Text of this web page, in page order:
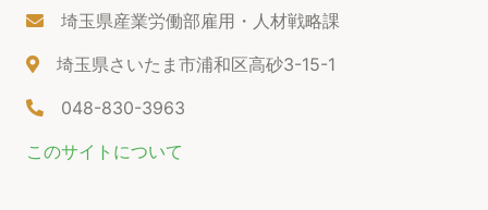
埼玉県産業労働部雇用・人材戦略課
埼玉県さいたま市浦和区高砂3-15-1
048-830-3963
このサイトについて